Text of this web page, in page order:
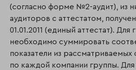
(согласно форме №2-аудит), из
аудиторов с аттестатом,
01.01.2011 (единый аттестат). Для
необходимо суммировать
показатели из
по каждой компании группы. Для